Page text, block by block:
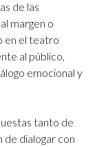
de las
margen o
en el teatro
al público,
emocional y
tanto de
dialogar con